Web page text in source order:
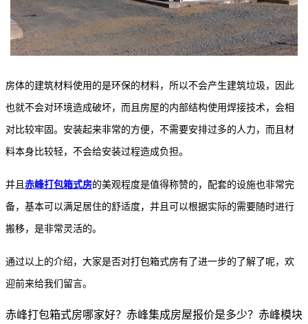
房体的建筑材料使用的是环保的材料，所以不会产生建筑垃圾，因此
也就不会对环境造成破坏，而且房屋的内部结构使用焊接技术，会相
对比较牢固。安装起来非常的方便，不需要安排过多的人力，而且材
料本身比较轻，不会给安装过程造成负担。
并且 赤峰打包箱式房的美观程度是值得称赞的，配套的设施也非常完
备，基本可以满足居住的舒适度，并且可以根据实际的需要随时进行
搬移，是非常灵活的。
通过以上的介绍，大家是否对打包箱式房有了进一步的了解了呢，欢
迎前来给我们留言。
赤峰打包箱式房哪家好？赤峰集成房屋报价是多少？赤峰模块